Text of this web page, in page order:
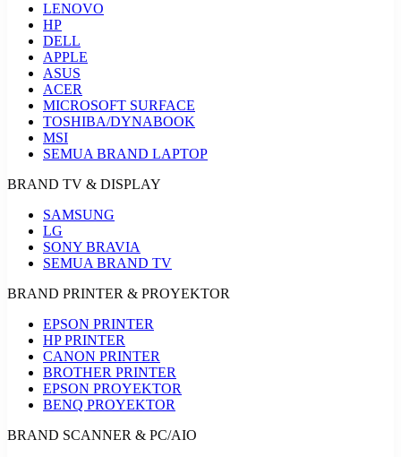
LENOVO
HP
DELL
APPLE
ASUS
ACER
MICROSOFT SURFACE
TOSHIBA/DYNABOOK
MSI
SEMUA BRAND LAPTOP
BRAND TV & DISPLAY
SAMSUNG
LG
SONY BRAVIA
SEMUA BRAND TV
BRAND PRINTER & PROYEKTOR
EPSON PRINTER
HP PRINTER
CANON PRINTER
BROTHER PRINTER
EPSON PROYEKTOR
BENQ PROYEKTOR
BRAND SCANNER & PC/AIO